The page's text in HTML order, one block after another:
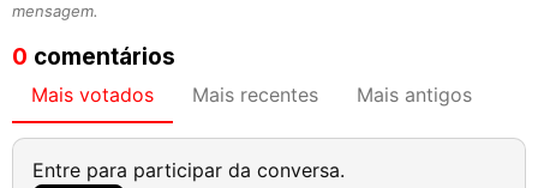
mensagem.
0 comentários
Mais votados Mais recentes Mais antigos
Entre para participar da conversa.